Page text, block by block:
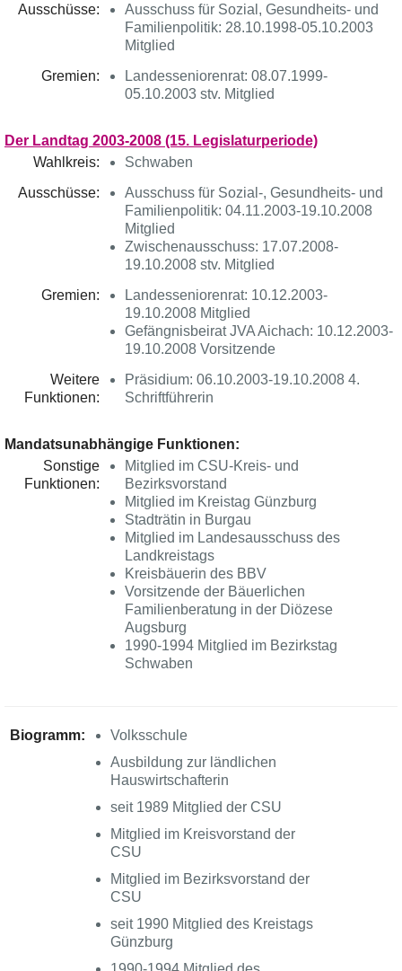
Ausschüsse:
Ausschuss für Sozial, Gesundheits- und
Familienpolitik: 28.10.1998-05.10.2003
Mitglied
Gremien:
Landesseniorenrat: 08.07.1999-
05.10.2003 stv. Mitglied
Der Landtag 2003-2008 (15. Legislaturperiode)
Wahlkreis:
Schwaben
Ausschüsse:
Ausschuss für Sozial-, Gesundheits- und
Familienpolitik: 04.11.2003-19.10.2008
Mitglied
Zwischenausschuss: 17.07.2008-
19.10.2008 stv. Mitglied
Gremien:
Landesseniorenrat: 10.12.2003-
19.10.2008 Mitglied
Gefängnisbeirat JVA Aichach: 10.12.2003-
19.10.2008 Vorsitzende
Weitere
Funktionen:
Präsidium: 06.10.2003-19.10.2008 4.
Schriftführerin
Mandatsunabhängige Funktionen:
Sonstige
Funktionen:
Mitglied im CSU-Kreis- und
Bezirksvorstand
Mitglied im Kreistag Günzburg
Stadträtin in Burgau
Mitglied im Landesausschuss des
Landkreistags
Kreisbäuerin des BBV
Vorsitzende der Bäuerlichen
Familienberatung in der Diözese
Augsburg
1990-1994 Mitglied im Bezirkstag
Schwaben
Biogramm:
Volksschule
Ausbildung zur ländlichen
Hauswirtschafterin
seit 1989 Mitglied der CSU
Mitglied im Kreisvorstand der
CSU
Mitglied im Bezirksvorstand der
CSU
seit 1990 Mitglied des Kreistags
Günzburg